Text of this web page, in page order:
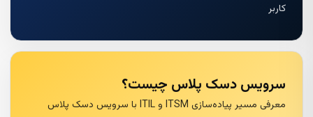
کاربر
سرویس دسک پلاس چیست؟
معرفی مسیر پیاده‌سازی ITSM و ITIL با سرویس دسک پلاس